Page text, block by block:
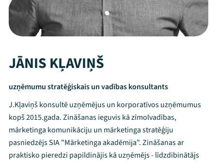
JĀNIS KĻAVIŅŠ
uzņēmumu stratēģiskais un vadības konsultants
J.Kļaviņš konsultē uzņēmējus un korporatīvos uzņēmumus
kopš 2015.gada. Zināšanas ieguvis kā zīmolvadības,
mārketinga komunikāciju un mārketinga stratēģiju
pasniedzējs SIA "Mārketinga akadēmija". Zināšanas ar
praktisko pieredzi papildinājis kā uzņēmējs - līdzdibinātājs